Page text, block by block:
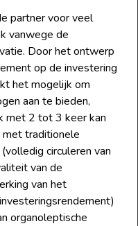
partner voor veel
vanwege de
Door het ontwerp
op de investering
het mogelijk om
aan te bieden,
met 2 tot 3 keer kan
met traditionele
circuleren van
van de
van het
organoleptische